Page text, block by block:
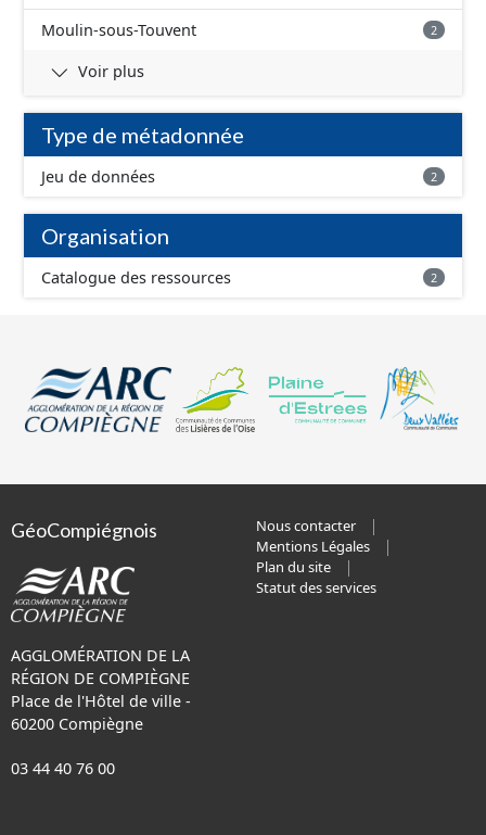
Moulin-sous-Touvent 2
Voir plus
Type de métadonnée
Jeu de données 2
Organisation
Catalogue des ressources 2
GéoCompiégnois
AGGLOMÉRATION DE LA
RÉGION DE COMPIÈGNE
Place de l'Hôtel de ville -
60200 Compiègne
03 44 40 76 00
Nous contacter
Mentions Légales
Plan du site
Statut des services